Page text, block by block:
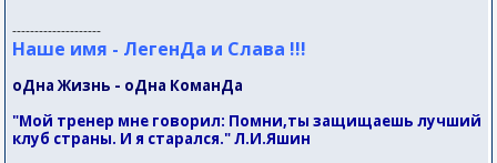
--------------------
Наше имя - ЛегенДа и Слава !!!
оДна Жизнь - оДна КоманДа
"Мой тренер мне говорил: Помни,ты защищаешь лучший
клуб страны. И я старался." Л.И.Яшин